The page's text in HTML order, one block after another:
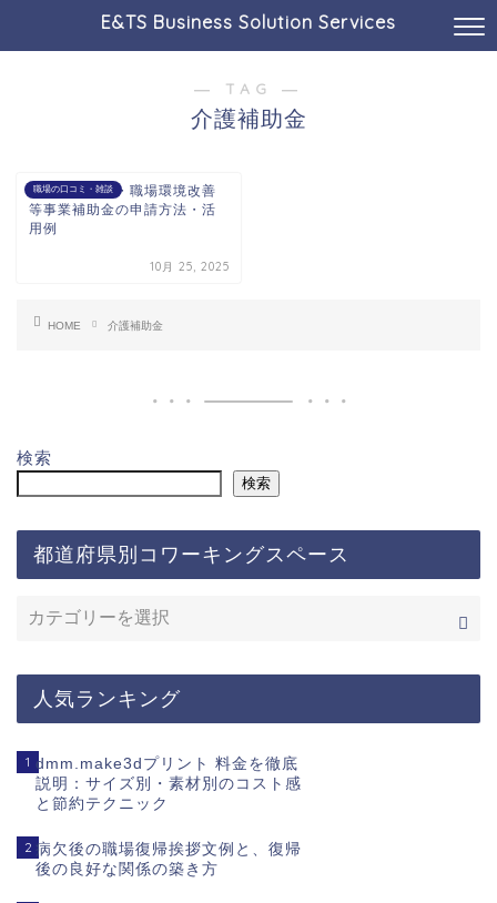
E&TS Business Solution Services
― TAG ―
介護補助金
職場の口コミ・雑談
介護人材確保・職場環境改善
等事業補助金の申請方法・活
用例
10月 25, 2025
HOME 介護補助金
検索
検索
都道府県別コワーキングスペース
人気ランキング
1 dmm.make3dプリント 料金を徹底
説明：サイズ別・素材別のコスト感
と節約テクニック
2 病欠後の職場復帰挨拶文例と、復帰
後の良好な関係の築き方